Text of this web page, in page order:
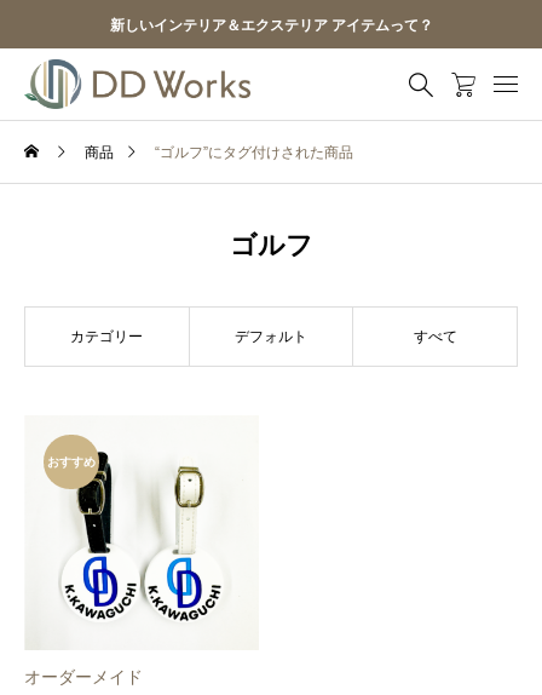
新しいインテリア＆エクステリア アイテムって？
商品 “ゴルフ”にタグ付けされた商品
ゴルフ
カテゴリー デフォルト すべて
オーダーメイド
おすすめ